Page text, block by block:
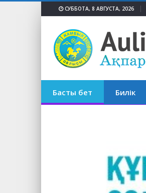
СУББОТА, 8 АВГУСТА, 2026
Басты бет Билік